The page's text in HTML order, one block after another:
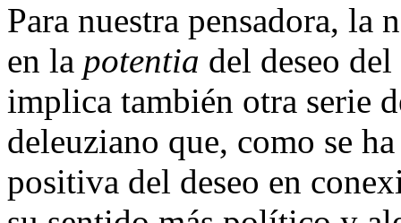
Para nuestra pensadora, la
en la potentia del deseo
implica también otra serie
deleuziano que, como se
positiva del deseo en